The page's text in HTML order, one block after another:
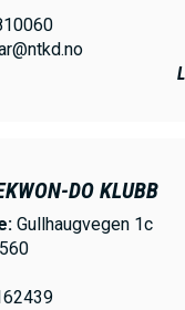
DO KLUBB
Gullhaugvegen 1c